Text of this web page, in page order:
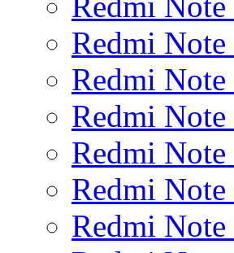
Redmi Note
Redmi
Redmi
Redmi Note
Redmi Note
Redmi